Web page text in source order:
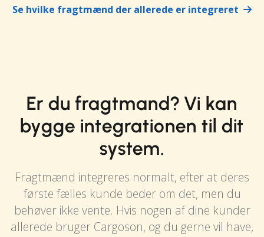
Se hvilke fragtmænd der allerede er integreret
Er du fragtmand? Vi kan
bygge integrationen til dit
system.
Fragtmænd integreres normalt, efter at deres
første fælles kunde beder om det, men du
behøver ikke vente. Hvis nogen af dine kunder
allerede bruger Cargoson, og du gerne vil have,